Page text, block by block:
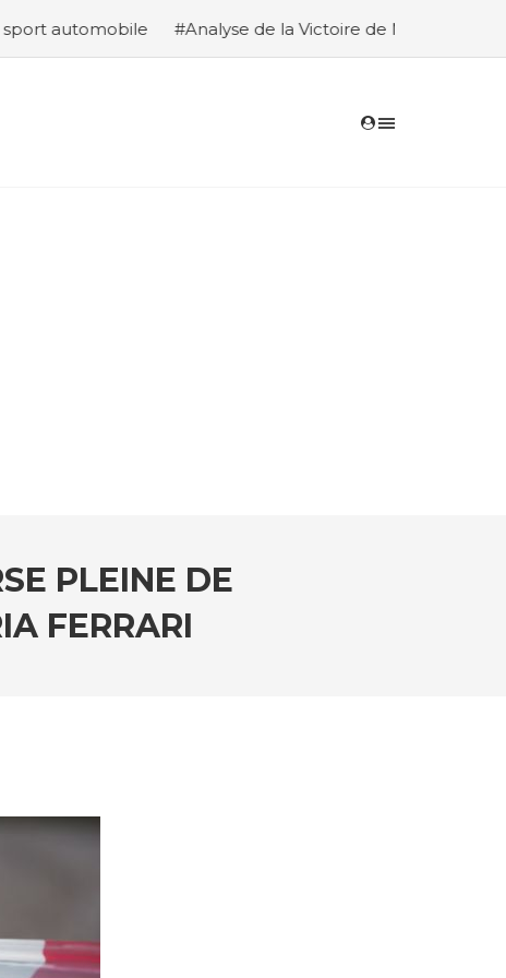
#Analyse de la Victoire de Nasser Al-Attiyah et
PLEINE DE
FERRARI